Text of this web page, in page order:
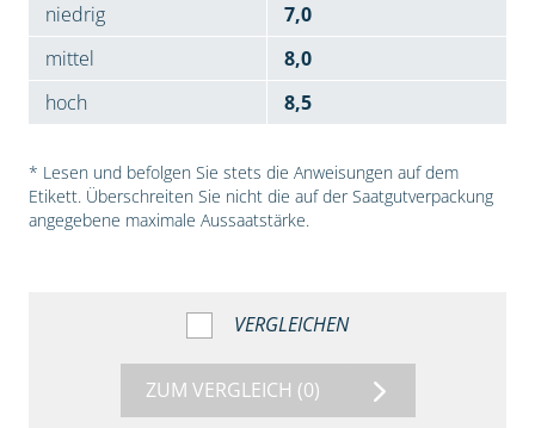
niedrig
7,0
mittel
8,0
hoch
8,5
* Lesen und befolgen Sie stets die Anweisungen auf dem
Etikett. Überschreiten Sie nicht die auf der Saatgutverpackung
angegebene maximale Aussaatstärke.
VERGLEICHEN
ZUM VERGLEICH (0)